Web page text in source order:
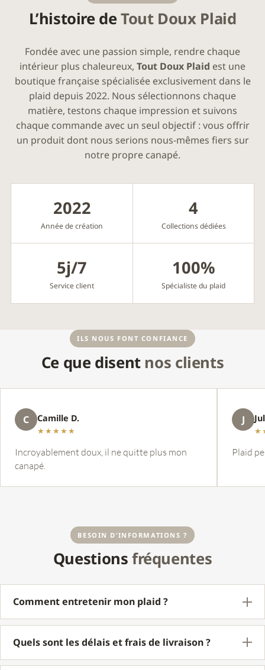
L’histoire deTout Doux Plaid
Fondée avec une passion simple, rendre chaque
intérieur plus chaleureux, Tout Doux Plaid est une
boutique française spécialisée exclusivement dans le
plaid depuis 2022. Nous sélectionnons chaque
matière, testons chaque impression et suivons
chaque commande avec un seul objectif : vous offrir
un produit dont nous serions nous-mêmes fiers sur
notre propre canapé.
2022
Année de création
4
Collections dédiées
5j/7
Service client
100%
Spécialiste du plaid
ILS NOUS FONT CONFIANCE
Ce que disent nos clients
C Camille D.
★★★★★
Incroyablement doux, il ne quitte plus mon
canapé.
J
Plaid
BESOIN D’INFORMATIONS ?
Questions fréquentes
Comment entretenir mon plaid ?
Quels sont les délais et frais de livraison ?